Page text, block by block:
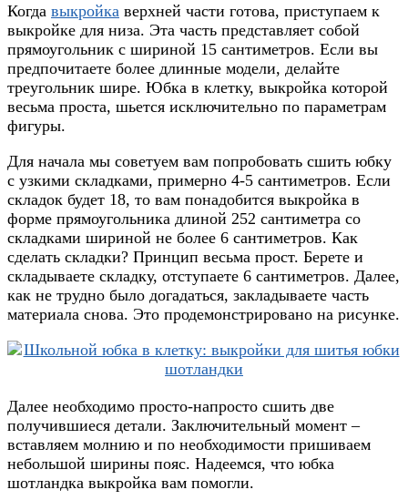
Когда выкройка верхней части готова, приступаем к
выкройке для низа. Эта часть представляет собой
прямоугольник с шириной 15 сантиметров. Если вы
предпочитаете более длинные модели, делайте
треугольник шире. Юбка в клетку, выкройка которой
весьма проста, шьется исключительно по параметрам
фигуры.
Для начала мы советуем вам попробовать сшить юбку
с узкими складками, примерно 4-5 сантиметров. Если
складок будет 18, то вам понадобится выкройка в
форме прямоугольника длиной 252 сантиметра со
складками шириной не более 6 сантиметров. Как
сделать складки? Принцип весьма прост. Берете и
складываете складку, отступаете 6 сантиметров. Далее,
как не трудно было догадаться, закладываете часть
материала снова. Это продемонстрировано на рисунке.
Далее необходимо просто-напросто сшить две
получившиеся детали. Заключительный момент –
вставляем молнию и по необходимости пришиваем
небольшой ширины пояс. Надеемся, что юбка
шотландка выкройка вам помогли.